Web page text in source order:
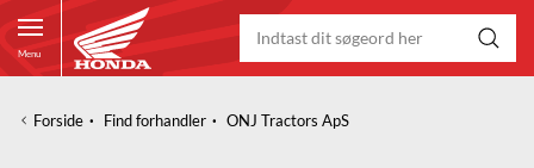
Menu
Forside · Find forhandler · ONJ Tractors ApS